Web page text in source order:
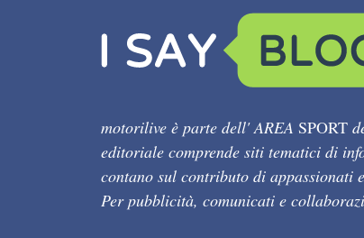
motorilive è parte dell' AREA SPORT
editoriale comprende siti tematici di
contano sul contributo di appassionati
Per pubblicità, comunicati e